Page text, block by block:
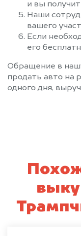
и вы
Наши
вашего
Если
его
Обращение в
продать авто на
одного дня,